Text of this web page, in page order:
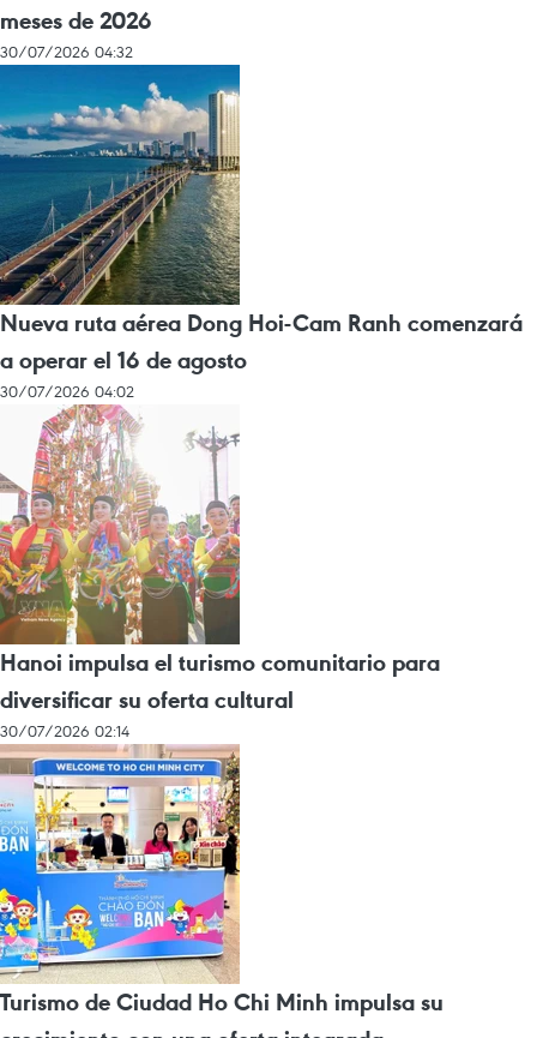
meses de 2026
30/07/2026 04:32
Nueva ruta aérea Dong Hoi-Cam Ranh comenzará
a operar el 16 de agosto
30/07/2026 04:02
Hanoi impulsa el turismo comunitario para
diversificar su oferta cultural
30/07/2026 02:14
Turismo de Ciudad Ho Chi Minh impulsa su